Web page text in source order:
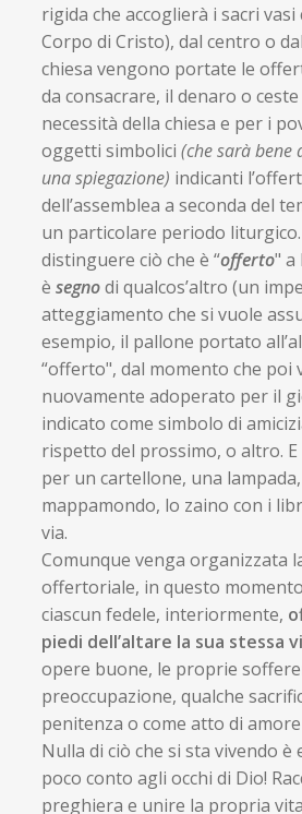
rigida che accoglierà i sacri
Corpo di Cristo), dal centro o
chiesa vengono portate le
da consacrare, il denaro o
necessità della chiesa e per i
oggetti simbolici (che sarà bene
una spiegazione) indicanti
dell’assemblea a seconda del
un particolare periodo liturgico.
distinguere ciò che è “offerto" a
è segnodi qualcos’altro (un
atteggiamento che si vuole
esempio, il pallone portato
“offerto", dal momento che poi
nuovamente adoperato per il
indicato come simbolo di
rispetto del prossimo, o altro. E
per un cartellone, una
mappamondo, lo zaino con i
via.
Comunque venga organizzata
offertoriale, in questo
ciascun fedele, interiormente,
piedi dell’altare la sua stessa
opere buone, le proprie
preoccupazione, qualche
penitenza o come atto di
Nulla di ciò che si sta vivendo è
poco conto agli occhi di Dio!
preghiera e unire la propria